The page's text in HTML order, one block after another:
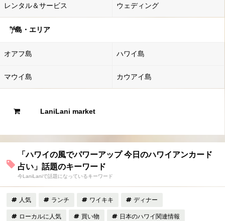
レンタル＆サービス ウェディング
島・エリア
オアフ島 ハワイ島
マウイ島 カウアイ島
LaniLani market
「ハワイの風でパワーアップ 今日のハワイアンカード
占い」話題のキーワード
今LaniLaniで話題になっているキーワード
人気 ランチ ワイキキ ディナー
ローカルに人気 買い物 日本のハワイ関連情報